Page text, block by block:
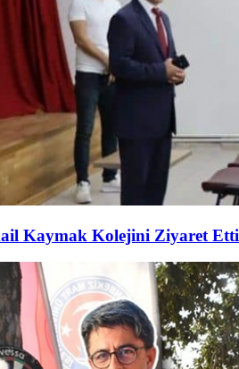
Kaymak Kolejini Ziyaret Etti